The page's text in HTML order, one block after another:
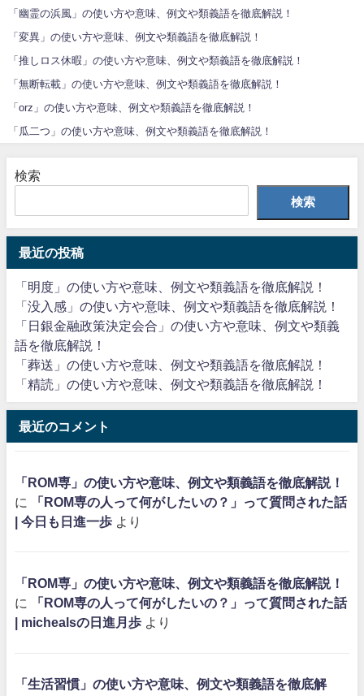
「幽霊の浜風」の使い方や意味、例文や類義語を徹底解説！
「変異」の使い方や意味、例文や類義語を徹底解説！
「推しロス休暇」の使い方や意味、例文や類義語を徹底解説！
「無断転載」の使い方や意味、例文や類義語を徹底解説！
「orz」の使い方や意味、例文や類義語を徹底解説！
「瓜二つ」の使い方や意味、例文や類義語を徹底解説！
検索
検索
最近の投稿
「明度」の使い方や意味、例文や類義語を徹底解説！
「没入感」の使い方や意味、例文や類義語を徹底解説！
「日銀金融政策決定会合」の使い方や意味、例文や類義
語を徹底解説！
「葬送」の使い方や意味、例文や類義語を徹底解説！
「精読」の使い方や意味、例文や類義語を徹底解説！
最近のコメント
「ROM専」の使い方や意味、例文や類義語を徹底解説！
に
「ROM専の人って何がしたいの？」って質問された話
| 今日も日進一歩 より
「ROM専」の使い方や意味、例文や類義語を徹底解説！
に
「ROM専の人って何がしたいの？」って質問された話
| michealsの日進月歩 より
「生活習慣」の使い方や意味、例文や類義語を徹底解